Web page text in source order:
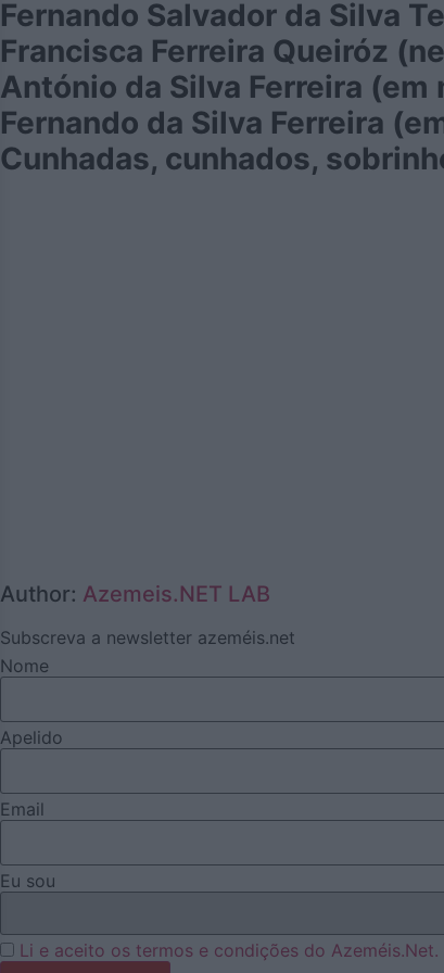
Fernando Salvador da Silva
Francisca Ferreira Queiróz
António da Silva Ferreira
Fernando da Silva Ferreira
Cunhadas, cunhados,
Author: Azemeis.NET LAB
Subscreva a newsletter azeméis.net
Nome
Apelido
Email
Eu sou
Li e aceito os termos e condições do Azeméis.Net.